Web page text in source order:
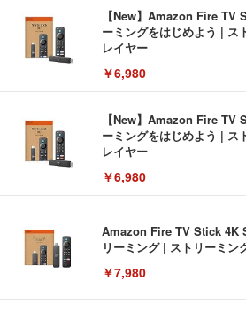
【New】Amazon Fire TV
ーミングをはじめよう | ス
レイヤー
￥6,980
【New】Amazon Fire TV
ーミングをはじめよう | ス
レイヤー
￥6,980
Amazon Fire TV Stick 4K
リーミング | ストリーミン
￥7,980